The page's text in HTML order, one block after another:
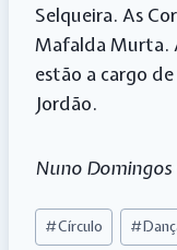
Selqueira. As
Mafalda Murta.
estão a cargo de
Jordão.
Nuno
Post
Tags:
#Círculo #